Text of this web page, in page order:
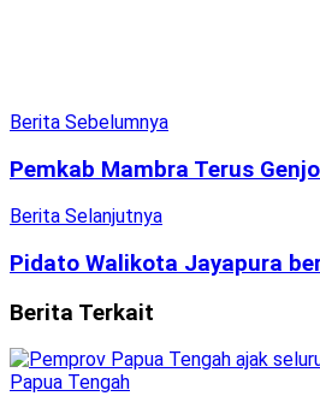
Berita Sebelumnya
Pemkab Mambra Terus
Berita Selanjutnya
Pidato Walikota Jayapura
Berita Terkait
Papua Tengah